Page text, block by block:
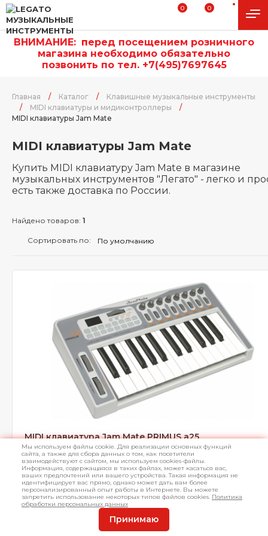
0 0
ВНИМАНИЕ: перед посещением розничного
магазина необходимо обязательно
позвонить по тел. +7(495)7697645
Главная / Каталог /
Клавишные музыкальные инструменты
/
MIDI клавиатуры и мидиконтроллеры
/
MIDI клавиатуры Jam Mate
MIDI клавиатуры Jam Mate
Купить MIDI клавиатуру Jam Mate в магазине
музыкальных инструментов "Легато" - легко и
есть также доставка по России.
Найдено товаров: 1
Сортировать по:
MIDI клавиатура Jam Mate PRIMUS a25
USB MIDI клавиатура, 25 клавиш, аудио интерфейс 24 бит/96
1/4" TS Jack входа/выхода, входы: микрофонный, Hi-Z, для
выход для наушников, MIDI вход/выход
Мы используем файлы cookie. Для реализации основных функций
сайта, а также для сбора данных о том, как посетители
взаимодействуют с сайтом, мы используем cookies-файлы.
Информация, содержащаяся в таких файлах, может касаться вас,
ваших предпочтений или вашего устройства. Такая информация не
идентифицирует вас прямо, однако может дать вам более
персонализированный опыт работы в Интернете. Вы можете
запретить использование некоторых типов файлов cookies. Политика
обработки персональных данных
Принимаю